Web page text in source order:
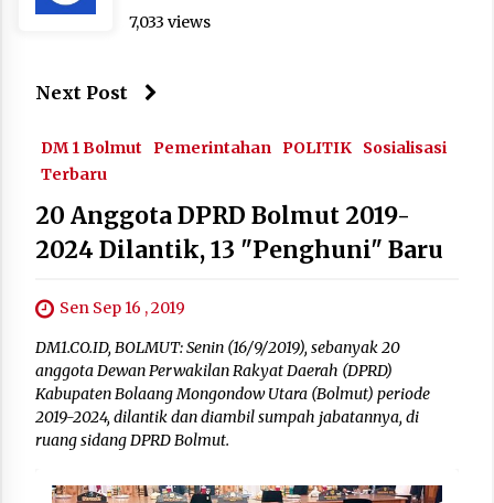
7,033 views
Next Post
DM 1 Bolmut Pemerintahan POLITIK
Sosialisasi
Terbaru
20 Anggota DPRD Bolmut 2019-
2024 Dilantik, 13 "Penghuni" Baru
Sen Sep 16 , 2019
DM1.CO.ID, BOLMUT: Senin (16/9/2019), sebanyak 20
anggota Dewan Perwakilan Rakyat Daerah (DPRD)
Kabupaten Bolaang Mongondow Utara (Bolmut) periode
2019-2024, dilantik dan diambil sumpah jabatannya, di
ruang sidang DPRD Bolmut.